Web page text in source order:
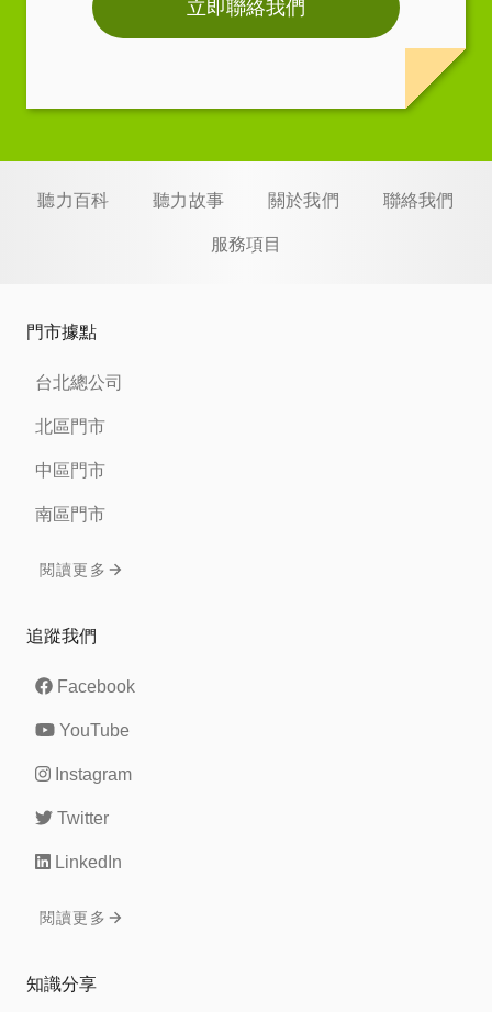
立即聯絡我們
聽力百科 聽力故事 關於我們 聯絡我們
服務項目
門市據點
台北總公司
北區門市
中區門市
南區門市
閱讀更多
追蹤我們
Facebook
YouTube
Instagram
Twitter
LinkedIn
閱讀更多
知識分享